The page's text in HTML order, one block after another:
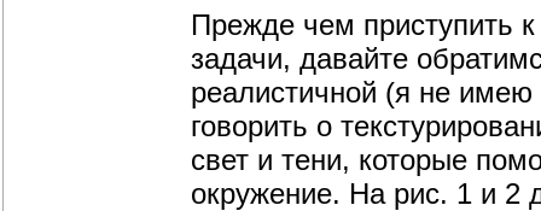
Прежде чем приступить
задачи, давайте
реалистичной (я не
говорить о
свет и тени, которые
окружение. На рис. 1 и 2